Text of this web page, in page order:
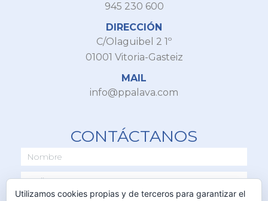
945 230 600
DIRECCIÓN
C/Olaguibel 2 1º
01001 Vitoria-Gasteiz
MAIL
info@ppalava.com
CONTÁCTANOS
Utilizamos cookies propias y de terceros para garantizar el